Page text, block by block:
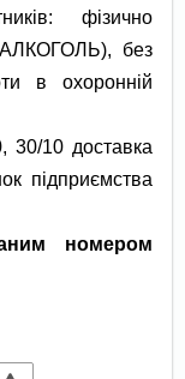
фізично
без
в охоронній
30/10 доставка
підприємства
номером